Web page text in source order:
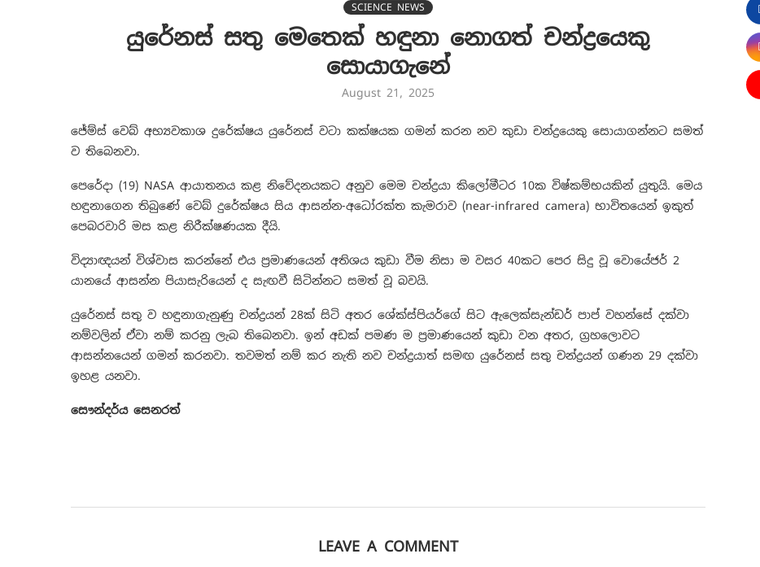
SCIENCE NEWS
යුරේනස් සතු මෙතෙක් හඳුනා නොගත් චන්ද්‍රයෙකු
සොයාගැනේ
August 21, 2025
ජේම්ස් වෙබ් අභ්‍යවකාශ දුරේක්ෂය යුරේනස් වටා කක්ෂයක ගමන් කරන නව කුඩා චන්ද්‍රයෙකු සොයාගන්නට සමත්
ව තිබෙනවා.
පෙරේදා (19) NASA ආයාතනය කළ නිවේදනයකට අනුව මෙම චන්ද්‍රයා කිලෝමීටර 10ක විෂ්කම්භයකින් යුතුයි. මෙය
හඳුනාගෙන තිබුණේ වෙබ් දුරේක්ෂය සිය ආසන්න-අධෝරක්ත කැමරාව (near-infrared camera) භාවිතයෙන් ඉකුත්
පෙබරවාරි මස කළ නිරීක්ෂණයක දීයි.
විද්‍යාඥයන් විශ්වාස කරන්නේ එය ප්‍රමාණයෙන් අතිශය කුඩා වීම නිසා ම වසර 40කට පෙර සිදු වූ වොයේජර් 2
යානයේ ආසන්න පියාසැරියෙන් ද සැඟවී සිටින්නට සමත් වූ බවයි.
යුරේනස් සතු ව හඳුනාගැනුණු චන්ද්‍රයන් 28ක් සිටි අතර ශේක්ස්පියර්ගේ සිට ඇලෙක්සැන්ඩර් පාප් වහන්සේ දක්වා
නම්වලින් ඒවා නම් කරනු ලැබ තිබෙනවා. ඉන් අඩක් පමණ ම ප්‍රමාණයෙන් කුඩා වන අතර, ග්‍රහලොවට
ආසන්නයෙන් ගමන් කරනවා. තවමත් නම් කර නැති නව චන්ද්‍රයාත් සමඟ යුරේනස් සතු චන්ද්‍රයන් ගණන 29 දක්වා
ඉහළ යනවා.
සෞන්දර්ය සෙනරත්
LEAVE A COMMENT